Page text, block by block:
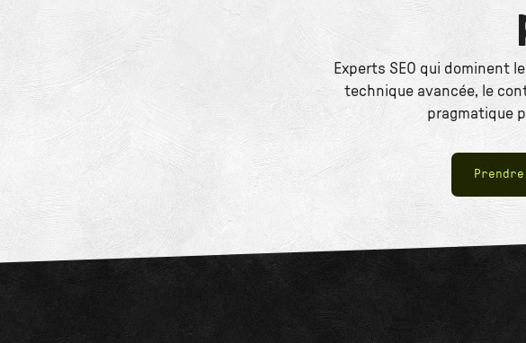
Experts SEO qui dominent
technique avancée, le
pragmatique
Prendre